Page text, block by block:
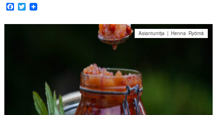
Facebook
Twitter
Asiantuntija | Henna Ryömä